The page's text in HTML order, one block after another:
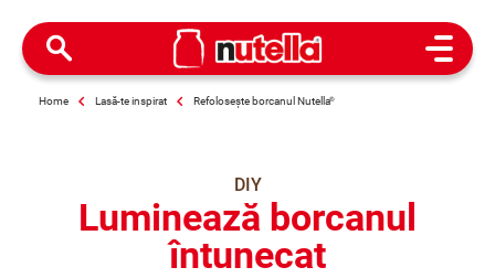
Open
Home Lasă-te inspirat Refolosește borcanul Nutella®
DIY
Luminează borcanul
întunecat